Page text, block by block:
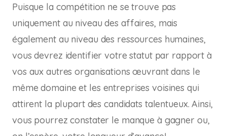
Puisque la compétition ne se trouve pas
uniquement au niveau des affaires, mais
également au niveau des ressources humaines,
vous devrez identifier votre statut par rapport à
vos aux autres organisations œuvrant dans le
même domaine et les entreprises voisines qui
attirent la plupart des candidats talentueux. Ainsi,
vous pourrez constater le manque à gagner ou,